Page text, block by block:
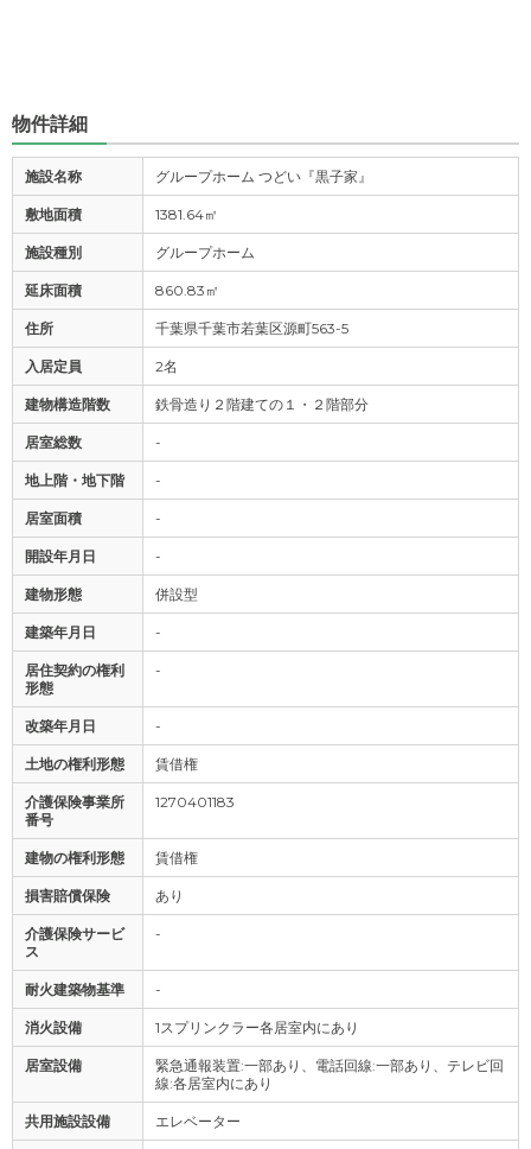
物件詳細
施設名称 グループホーム つどい『黒子家』
敷地面積 1381.64㎡
施設種別 グループホーム
延床面積 860.83㎡
住所 千葉県千葉市若葉区源町563-5
入居定員 2名
建物構造階数 鉄骨造り２階建ての１・２階部分
居室総数 -
地上階・地下階 -
居室面積 -
開設年月日 -
建物形態 併設型
建築年月日 -
居住契約の権利
形態
-
改築年月日 -
土地の権利形態 賃借権
介護保険事業所
番号
1270401183
建物の権利形態 賃借権
損害賠償保険 あり
介護保険サービ
ス
-
耐火建築物基準 -
消火設備 1スプリンクラー各居室内にあり
居室設備
緊急通報装置:一部あり、電話回線:一部あり、テレビ回
線:各居室内にあり
共用施設設備 エレベーター